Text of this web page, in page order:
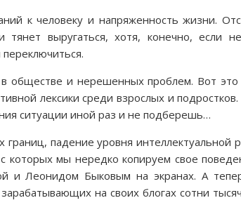
к человеку и напряженность жизни.
тянет выругаться, хотя, конечно, если
обществе и нерешенных проблем. Вот
лексики среди взрослых и
ситуации иной раз и не подберешь…
падение уровня интеллектуальной
которых мы нередко копируем свое
и Леонидом Быковым на экранах. А
на своих блогах сотни